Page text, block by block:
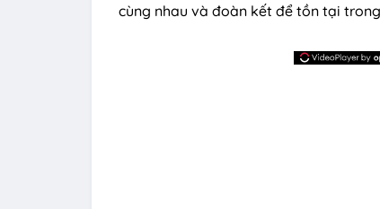
cùng nhau và đoàn kết để tồn tại